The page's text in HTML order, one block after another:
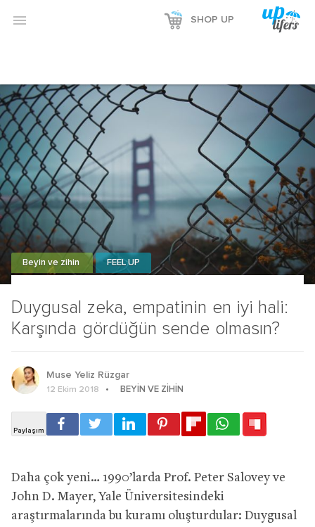
 SHOP UP
Duygusal zeka, empatinin en iyi hali:
Karşında gördüğün sende olmasın?
Beyin ve zihin FEEL UP
Muse Yeliz Rüzgar
12 Ekim 2018 BEYIN VE ZIHIN
Daha çok yeni… 1990’larda Prof. Peter Salovey ve
John D. Mayer, Yale Üniversitesindeki
araştırmalarında bu kuramı oluşturdular: Duygusal